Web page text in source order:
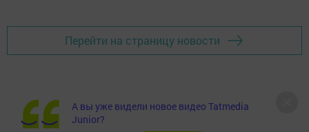
Перейти на страницу новости
А вы уже видели новое видео Tatmedia
Junior?